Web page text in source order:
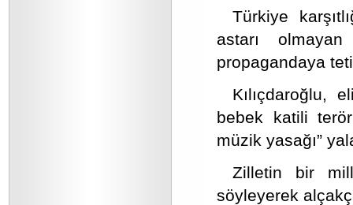
Türkiye
astarı
propagandaya
Kılıçdaroğlu,
bebek katili
müzik yasağı”
Zilletin bir
söyleyerek